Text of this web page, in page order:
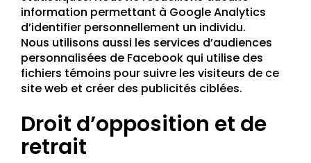
information permettant à Google Analytics
d’identifier personnellement un individu.
Nous utilisons aussi les services d’audiences
personnalisées de Facebook qui utilise des
fichiers témoins pour suivre les visiteurs de ce
site web et créer des publicités ciblées.
Droit d’opposition et de
retrait